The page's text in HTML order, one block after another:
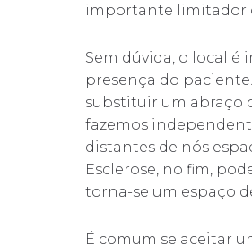
importante limitador
Sem dúvida, o local
presença do
substituir um abraço
fazemos
distantes de nós
Esclerose, no fim,
torna-se um espaço
É comum se aceitar